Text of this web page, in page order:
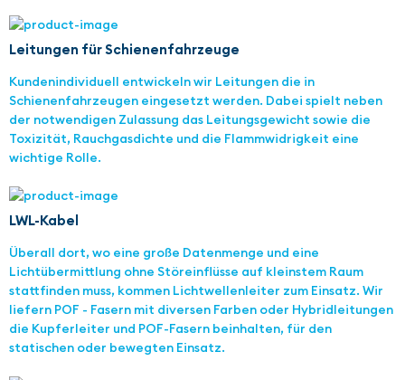
Leitungen für Schienenfahrzeuge
Kundenindividuell entwickeln wir Leitungen die in
Schienenfahrzeugen eingesetzt werden. Dabei spielt neben
der notwendigen Zulassung das Leitungsgewicht sowie die
Toxizität, Rauchgasdichte und die Flammwidrigkeit eine
wichtige Rolle.
LWL-Kabel
Überall dort, wo eine große Datenmenge und eine
Lichtübermittlung ohne Störeinflüsse auf kleinstem Raum
stattfinden muss, kommen Lichtwellenleiter zum Einsatz. Wir
liefern POF - Fasern mit diversen Farben oder Hybridleitungen
die Kupferleiter und POF-Fasern beinhalten, für den
statischen oder bewegten Einsatz.